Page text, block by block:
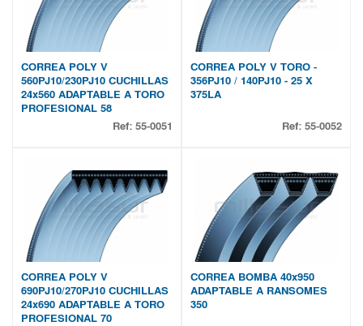
CORREA POLY V
560PJ10/230PJ10 CUCHILLAS
24x560 ADAPTABLE A TORO
PROFESIONAL 58
Ref: 55-0051
CORREA POLY V TORO -
356PJ10 / 140PJ10 - 25 X
375LA
Ref: 55-0052
CORREA POLY V
690PJ10/270PJ10 CUCHILLAS
24x690 ADAPTABLE A TORO
PROFESIONAL 70
CORREA BOMBA 40x950
ADAPTABLE A RANSOMES
350